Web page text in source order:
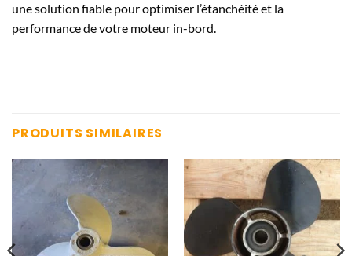
une solution fiable pour optimiser l’étanchéité et la
performance de votre moteur in-bord.
PRODUITS SIMILAIRES